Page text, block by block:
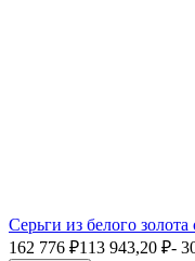
Серьги из белого
162 776 ₽113 943,20 ₽-